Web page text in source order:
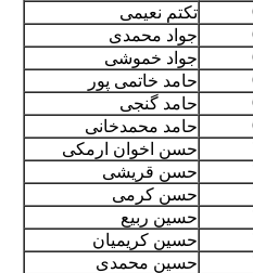
تکتم نعیمی
جواد محمدی
جواد خموشی
حامد خاتمی پور
حامد گنجی
حامد محمدخانی
حسن اخوان ارمکی
حسن قریشی
حسن کرمی
حسین ربیع
حسین کریمیان
حسین محمدی